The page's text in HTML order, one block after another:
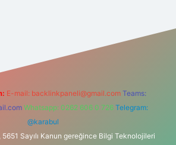
E-mail: backlinkpaneli@gmail.com Teams:
Whatsapp: 0262 606 0 726 Telegram:
@karabul
5651 Sayılı Kanun gereğince Bilgi Teknolojileri